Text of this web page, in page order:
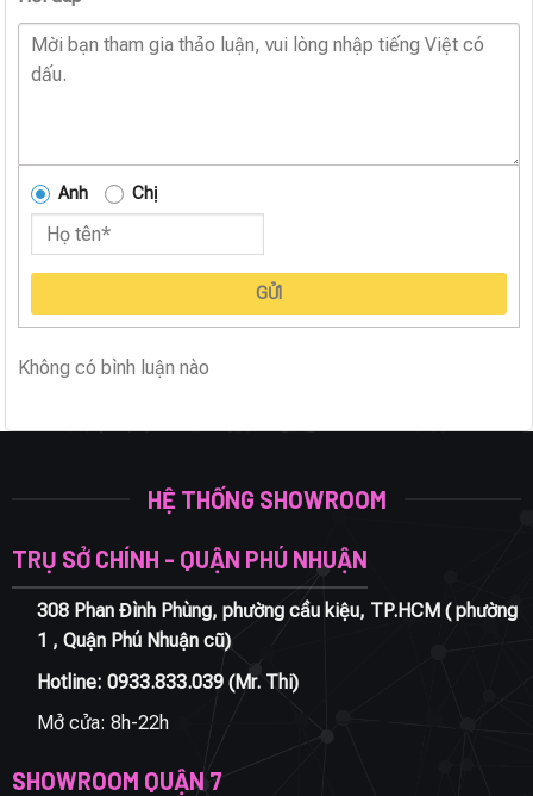
Anh Chị
GỬI
Không có bình luận nào
HỆ THỐNG SHOWROOM
TRỤ SỞ CHÍNH - QUẬN PHÚ NHUẬN
308 Phan Đình Phùng, phường cầu kiệu, TP.HCM ( phường
1 , Quận Phú Nhuận cũ)
Hotline: 0933.833.039(Mr. Thi)
Mở cửa: 8h-22h
SHOWROOM QUẬN 7